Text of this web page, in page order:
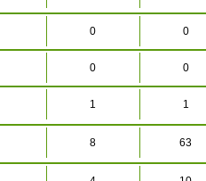
0 0
0 0
1 1
8 63